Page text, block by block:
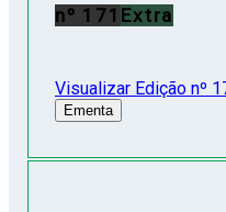
nº 171 Extra
Visualizar Edição nº
Ementa